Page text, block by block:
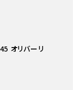
オリバーリ